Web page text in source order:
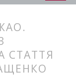
СТАТТЯ